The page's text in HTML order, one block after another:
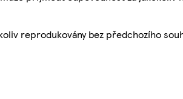
reprodukovány bez předchozího